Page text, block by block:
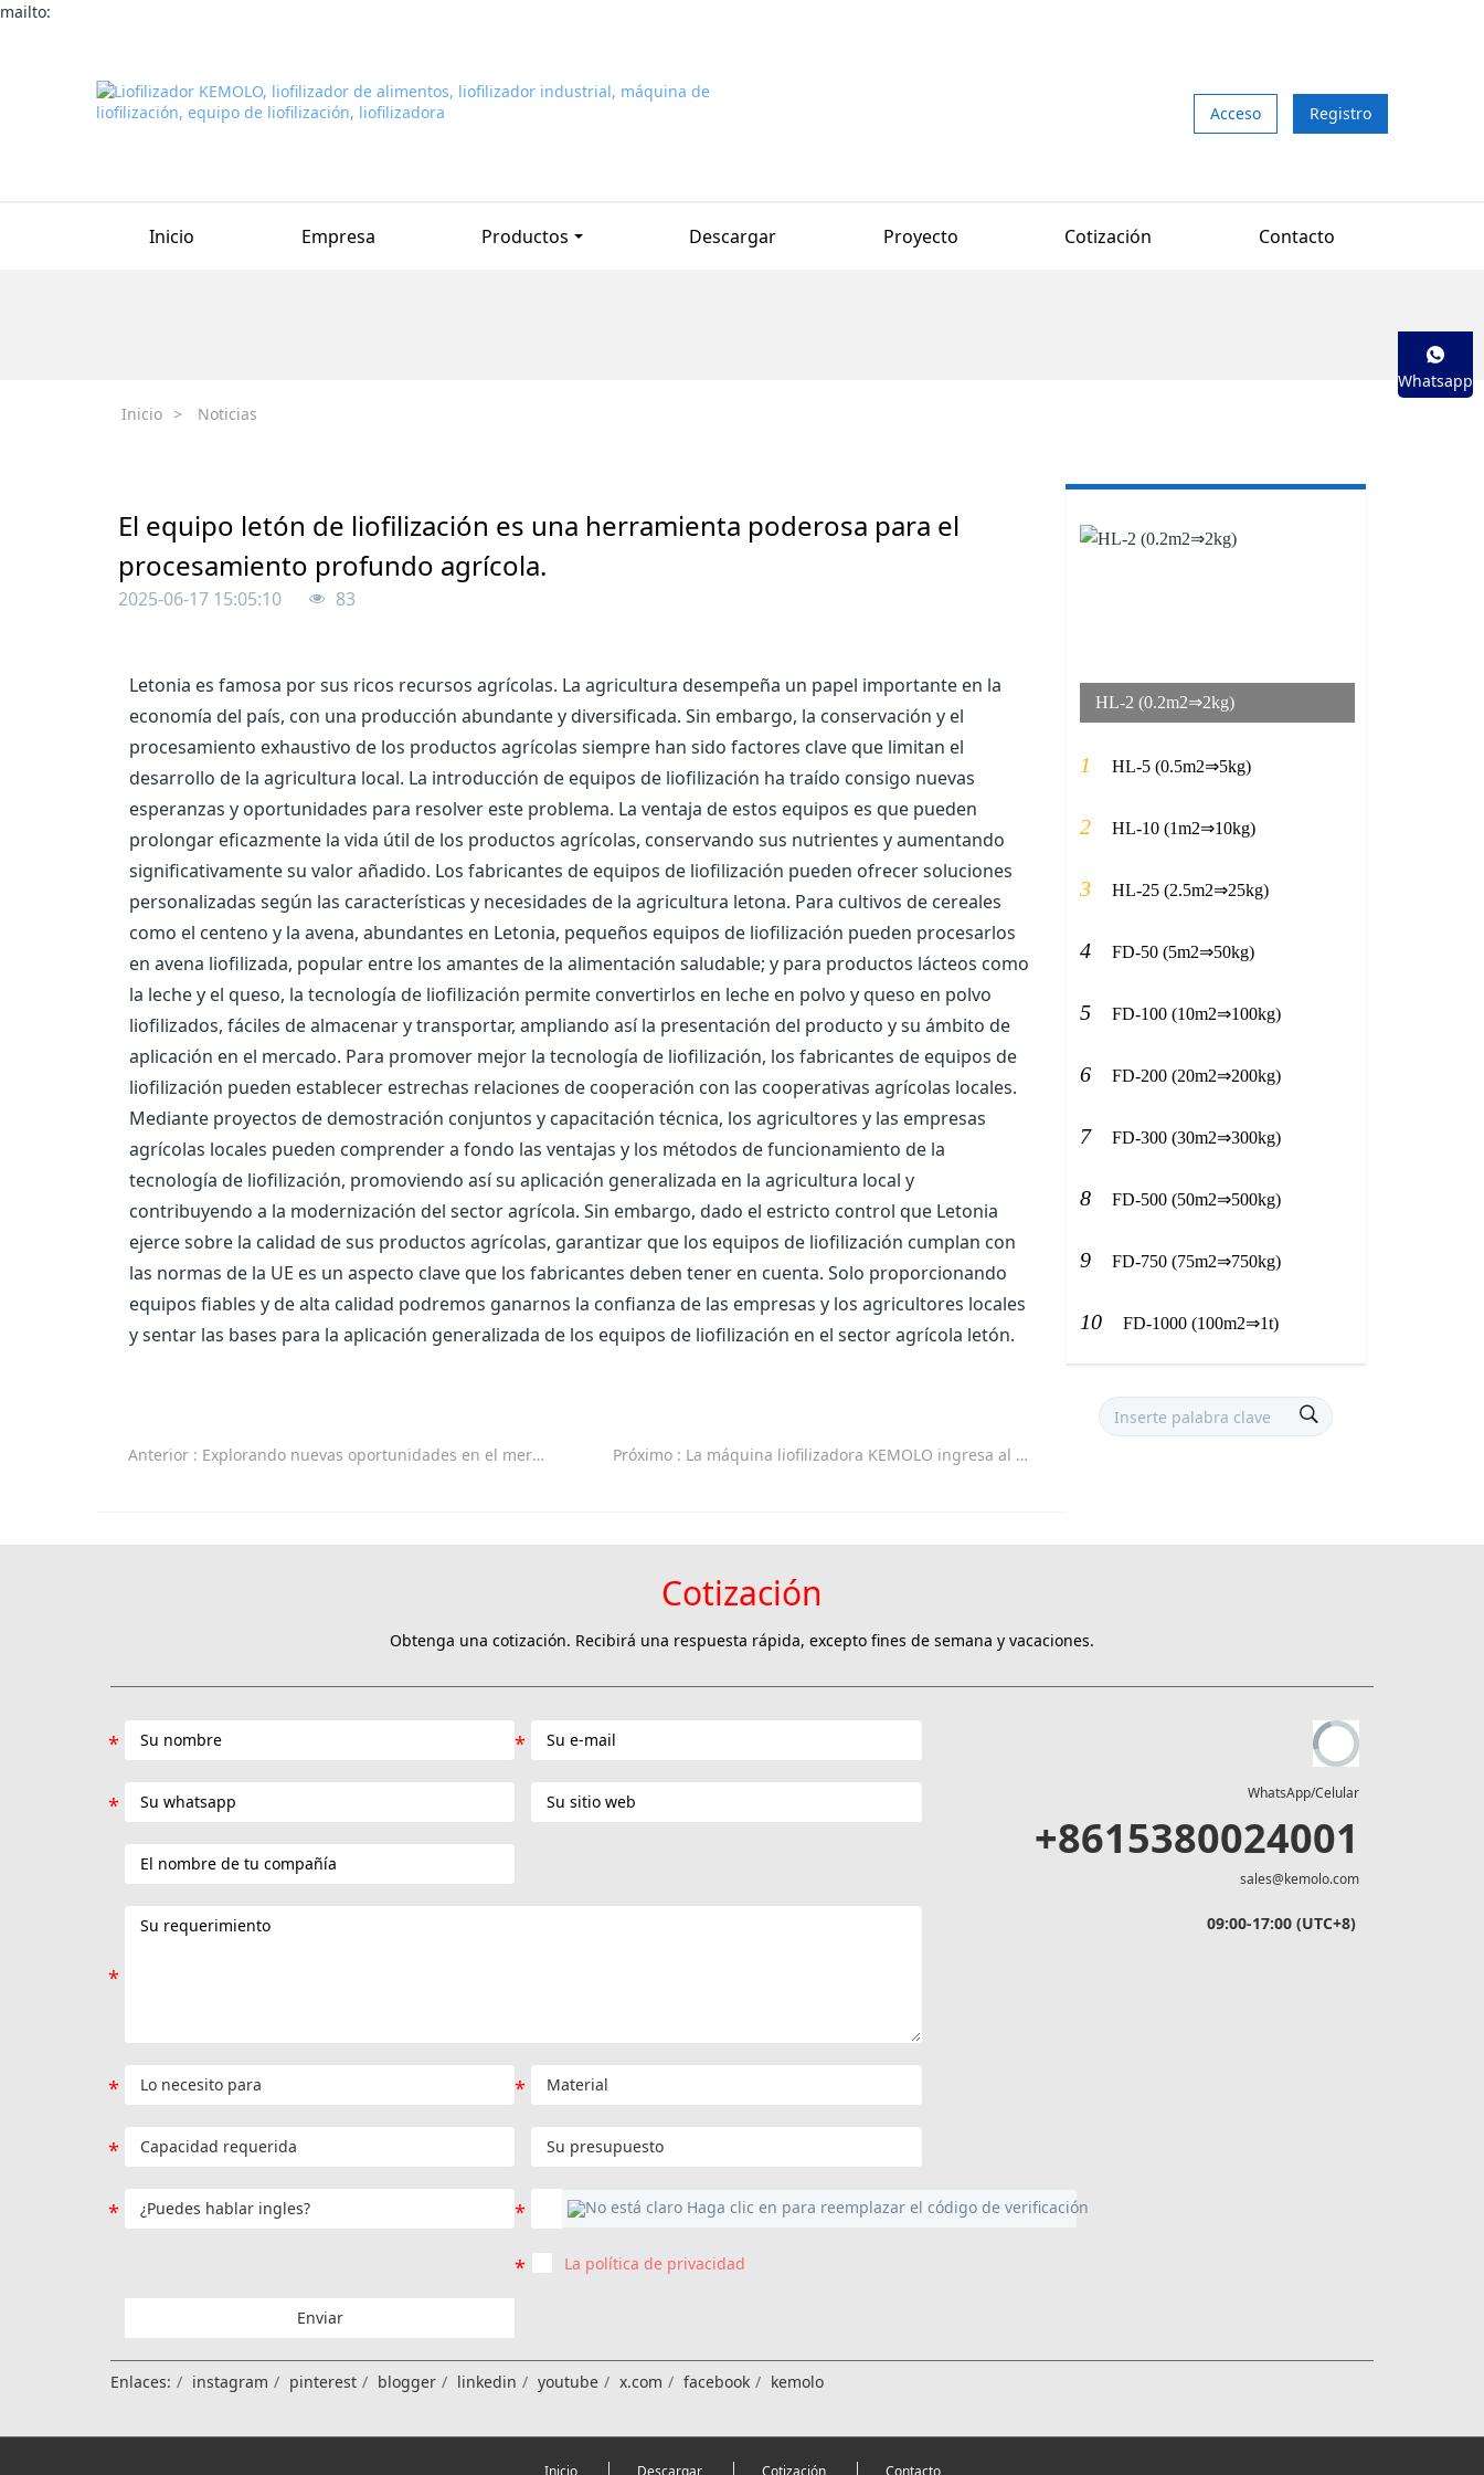
mailto:
Acceso Registro
Inicio Empresa Productos Descargar Proyecto Cotización Contacto
Inicio > Noticias
El equipo letón de liofilización es una herramienta poderosa para el
procesamiento profundo agrícola.
2025-06-17 15:05:10 83
Letonia es famosa por sus ricos recursos agrícolas. La agricultura desempeña un papel importante en la
economía del país, con una producción abundante y diversificada. Sin embargo, la conservación y el
procesamiento exhaustivo de los productos agrícolas siempre han sido factores clave que limitan el
desarrollo de la agricultura local. La introducción de equipos de liofilización ha traído consigo nuevas
esperanzas y oportunidades para resolver este problema. La ventaja de estos equipos es que pueden
prolongar eficazmente la vida útil de los productos agrícolas, conservando sus nutrientes y aumentando
significativamente su valor añadido. Los fabricantes de equipos de liofilización pueden ofrecer soluciones
personalizadas según las características y necesidades de la agricultura letona. Para cultivos de cereales
como el centeno y la avena, abundantes en Letonia, pequeños equipos de liofilización pueden procesarlos
en avena liofilizada, popular entre los amantes de la alimentación saludable; y para productos lácteos como
la leche y el queso, la tecnología de liofilización permite convertirlos en leche en polvo y queso en polvo
liofilizados, fáciles de almacenar y transportar, ampliando así la presentación del producto y su ámbito de
aplicación en el mercado. Para promover mejor la tecnología de liofilización, los fabricantes de equipos de
liofilización pueden establecer estrechas relaciones de cooperación con las cooperativas agrícolas locales.
Mediante proyectos de demostración conjuntos y capacitación técnica, los agricultores y las empresas
agrícolas locales pueden comprender a fondo las ventajas y los métodos de funcionamiento de la
tecnología de liofilización, promoviendo así su aplicación generalizada en la agricultura local y
contribuyendo a la modernización del sector agrícola. Sin embargo, dado el estricto control que Letonia
ejerce sobre la calidad de sus productos agrícolas, garantizar que los equipos de liofilización cumplan con
las normas de la UE es un aspecto clave que los fabricantes deben tener en cuenta. Solo proporcionando
equipos fiables y de alta calidad podremos ganarnos la confianza de las empresas y los agricultores locales
y sentar las bases para la aplicación generalizada de los equipos de liofilización en el sector agrícola letón.
Anterior : Explorando nuevas oportunidades en el mercado croata de máquinas liofilizadoras Próximo : La máquina liofilizadora KEMOLO ingresa al océano azul de oportunidades comerciales en Egipto sin fabricantes locales de máquinas liofilizadoras.
HL-2 (0.2m2⇒2kg)
1 HL-5 (0.5m2⇒5kg)
2 HL-10 (1m2⇒10kg)
3 HL-25 (2.5m2⇒25kg)
4 FD-50 (5m2⇒50kg)
5 FD-100 (10m2⇒100kg)
6 FD-200 (20m2⇒200kg)
7 FD-300 (30m2⇒300kg)
8 FD-500 (50m2⇒500kg)
9 FD-750 (75m2⇒750kg)
10 FD-1000 (100m2⇒1t)
Cotización
Obtenga una cotización. Recibirá una respuesta rápida, excepto fines de semana y vacaciones.
La política de privacidad
Enviar
WhatsApp/Celular
+8615380024001
sales@kemolo.com
09:00-17:00 (UTC+8)
Enlaces: instagram pinterest blogger linkedin youtube x.com facebook kemolo
Whatsapp